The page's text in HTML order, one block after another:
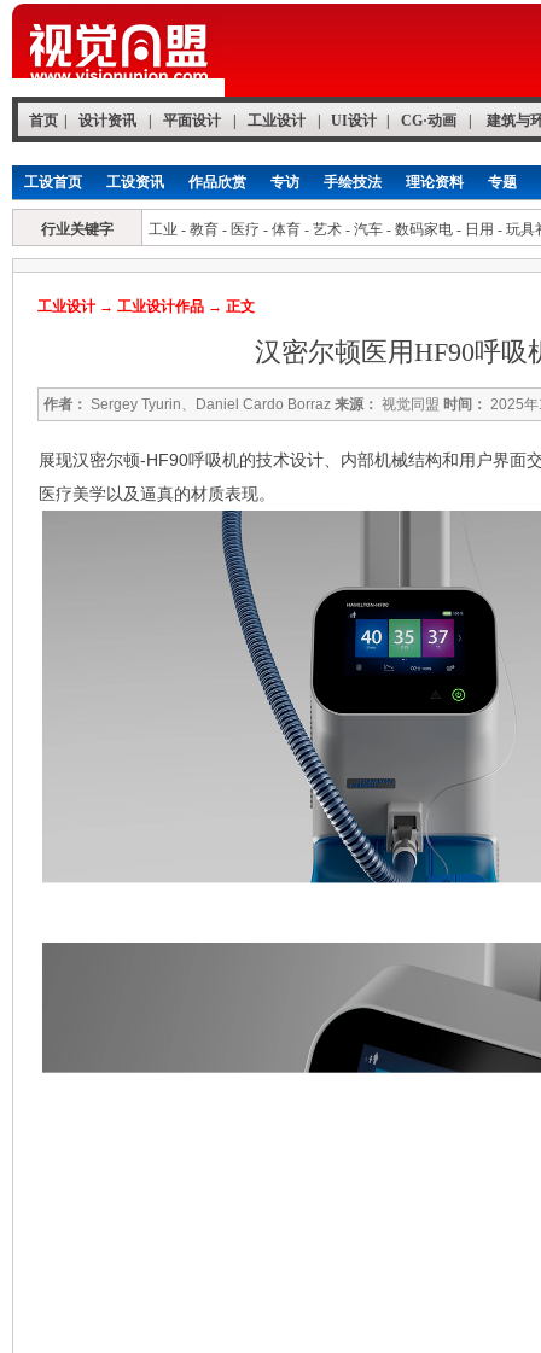
首页 设计资讯 平面设计 工业设计 UI设计 CG·动画 建筑与
工设首页 工设资讯 作品欣赏 专访 手绘技法 理论资料 专题
行业关键字 工业 - 教育 - 医疗 - 体育 - 艺术 - 汽车 - 数码家电 - 日用 - 玩具
工业设计 → 工业设计作品 → 正文
汉密尔顿医用HF90呼吸
作者： Sergey Tyurin、Daniel Cardo Borraz 来源： 视觉同盟 时间： 2025
展现汉密尔顿-HF90呼吸机的技术设计、内部机械结构和用户界面
医疗美学以及逼真的材质表现。